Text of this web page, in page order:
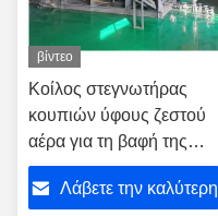
βίντεο
Κοίλος στεγνωτήρας
κουπιών ύφους ζεστού
αέρα για τη βαφή της
λάσπης
Λάβετε την καλύτερη